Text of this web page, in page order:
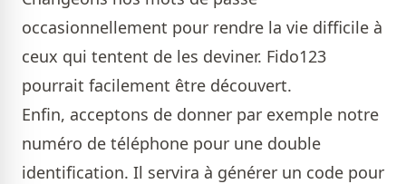
occasionnellement pour rendre la vie difficile à
ceux qui tentent de les deviner. Fido123
pourrait facilement être découvert.
Enfin, acceptons de donner par exemple notre
numéro de téléphone pour une double
identification. Il servira à générer un code pour